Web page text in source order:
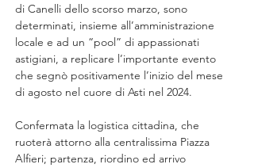
di Canelli dello scorso marzo, sono
determinati, insieme all’amministrazione
locale e ad un “pool” di appassionati
astigiani, a replicare l’importante evento
che segnò positivamente l’inizio del mese
di agosto nel cuore di Asti nel 2024.
Confermata la logistica cittadina, che
ruoterà attorno alla centralissima Piazza
Alfieri; partenza, riordino ed arrivo